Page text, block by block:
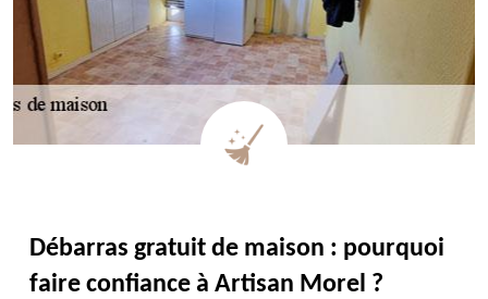
Débarras gratuit de maison : pourquoi
faire confiance à Artisan Morel ?